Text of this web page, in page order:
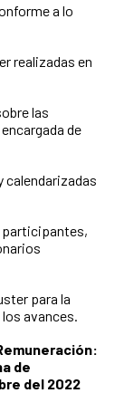
a lo
realizadas en
las
de
calendarizadas
participantes,
para la
avances.
de
del 2022